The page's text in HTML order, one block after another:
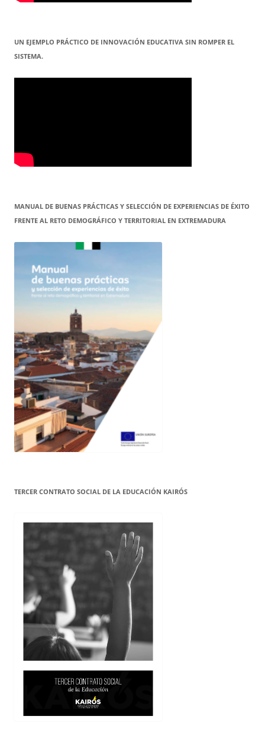
UN EJEMPLO PRÁCTICO DE INNOVACIÓN EDUCATIVA SIN ROMPER EL
SISTEMA.
MANUAL DE BUENAS PRÁCTICAS Y SELECCIÓN DE EXPERIENCIAS DE ÉXITO
FRENTE AL RETO DEMOGRÁFICO Y TERRITORIAL EN EXTREMADURA
TERCER CONTRATO SOCIAL DE LA EDUCACIÓN KAIRÓS